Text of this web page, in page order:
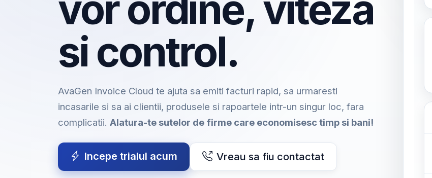
si control.
AvaGen Invoice Cloud te ajuta sa emiti facturi rapid, sa urmaresti
incasarile si sa ai clientii, produsele si rapoartele intr-un singur loc, fara
complicatii. Alatura-te sutelor de firme care economisesc timp si bani!
Incepe trialul acum Vreau sa fiu contactat